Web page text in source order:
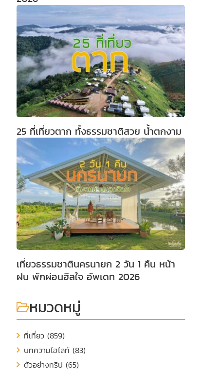
25 ที่เที่ยวตาก ทั้งธรรมชาติสวย น้ำตกงาม
เที่ยวธรรมชาตินครนายก 2 วัน 1 คืน หน้า
ฝน พักผ่อนฮีลใจ อัพเดท 2026
หมวดหมู่
ที่เที่ยว (859)
บทความไฮไลท์ (83)
ตัวอย่างทริป (65)